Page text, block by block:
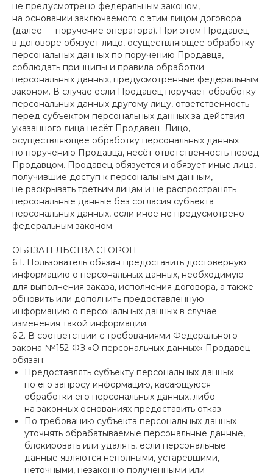
не предусмотрено федеральным законом,
на основании заключаемого с этим лицом договора
(далее — поручение оператора). При этом Продавец
в договоре обязует лицо, осуществляющее обработку
персональных данных по поручению Продавца,
соблюдать принципы и правила обработки
персональных данных, предусмотренные федеральным
законом. В случае если Продавец поручает обработку
персональных данных другому лицу, ответственность
перед субъектом персональных данных за действия
указанного лица несёт Продавец. Лицо,
осуществляющее обработку персональных данных
по поручению Продавца, несёт ответственность перед
Продавцом. Продавец обязуется и обязует иные лица,
получившие доступ к персональным данным,
не раскрывать третьим лицам и не распространять
персональные данные без согласия субъекта
персональных данных, если иное не предусмотрено
федеральным законом.
ОБЯЗАТЕЛЬСТВА СТОРОН
6.1. Пользователь обязан предоставить достоверную
информацию о персональных данных, необходимую
для выполнения заказа, исполнения договора, а также
обновить или дополнить предоставленную
информацию о персональных данных в случае
изменения такой информации.
6.2. В соответствии с требованиями Федерального
закона № 152-ФЗ «О персональных данных» Продавец
обязан:
Предоставлять субъекту персональных данных
по его запросу информацию, касающуюся
обработки его персональных данных, либо
на законных основаниях предоставить отказ.
По требованию субъекта персональных данных
уточнять обрабатываемые персональные данные,
блокировать или удалять, если персональные
данные являются неполными, устаревшими,
неточными, незаконно полученными или